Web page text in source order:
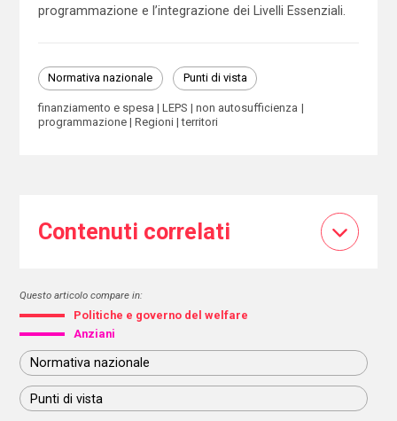
programmazione e l’integrazione dei Livelli Essenziali.
Normativa nazionale Punti di vista
finanziamento e spesa LEPS
non autosufficienza
programmazione
Regioni territori
Contenuti correlati
Questo articolo compare in:
Politiche e governo del welfare
Anziani
Normativa nazionale
Punti di vista